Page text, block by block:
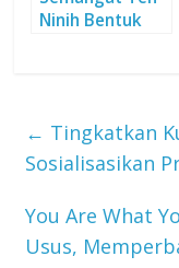
Ninih Bentuk
← Tingkatkan
Sosialisasikan
You Are What
Usus,